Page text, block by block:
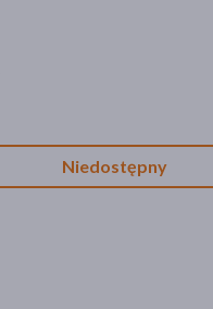
Niedostępny